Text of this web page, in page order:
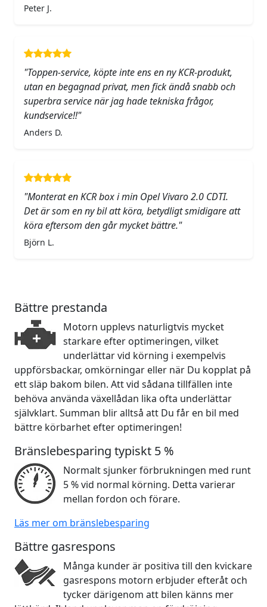
Peter J.
"Toppen-service, köpte inte ens en ny KCR-produkt,
utan en begagnad privat, men fick ändå snabb och
superbra service när jag hade tekniska frågor,
kundservice!!"
Anders D.
"Monterat en KCR box i min Opel Vivaro 2.0 CDTI.
Det är som en ny bil att köra, betydligt smidigare att
köra eftersom den går mycket bättre."
Björn L.
Bättre prestanda
Motorn upplevs naturligtvis mycket
starkare efter optimeringen, vilket
underlättar vid körning i exempelvis
uppförsbackar, omkörningar eller när Du kopplat på
ett släp bakom bilen. Att vid sådana tillfällen inte
behöva använda växellådan lika ofta underlättar
självklart. Summan blir alltså att Du får en bil med
bättre körbarhet efter optimeringen!
Bränslebesparing typiskt 5 %
Normalt sjunker förbrukningen med runt
5 % vid normal körning. Detta varierar
mellan fordon och förare.
Läs mer om bränslebesparing
Bättre gasrespons
Många kunder är positiva till den kvickare
gasrespons motorn erbjuder efteråt och
tycker därigenom att bilen känns mer